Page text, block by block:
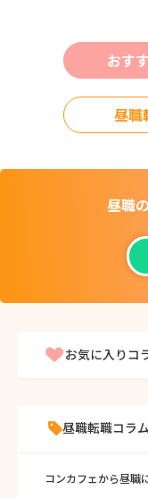
おす
昼職
昼職
お気に入りコ
昼職転職コラ
コンカフェから昼職